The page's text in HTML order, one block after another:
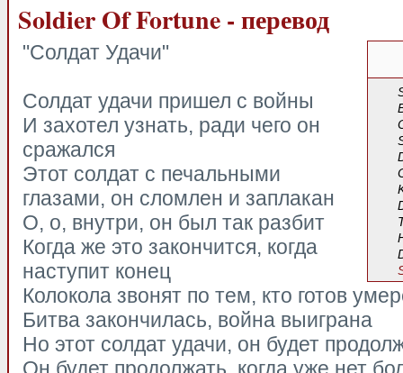
Soldier Of Fortune - перевод
"Солдат Удачи"
Солдат удачи пришел с войны
И захотел узнать, ради чего он
сражался
Этот солдат с печальными
глазами, он сломлен и заплакан
О, о, внутри, он был так разбит
Когда же это закончится, когда
наступит конец
Колокола звонят по тем, кто готов
Битва закончилась, война выиграна
Но этот солдат удачи, он будет